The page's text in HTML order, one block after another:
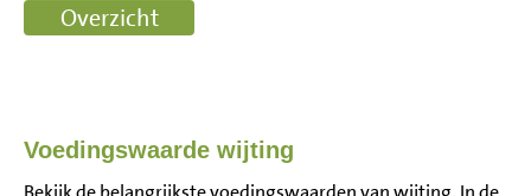
Voedingswaarde wijting